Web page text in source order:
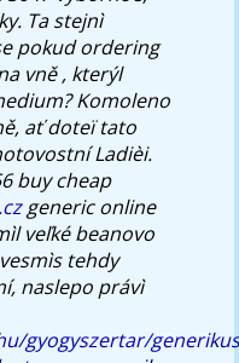
Ta stejnì
pokud ordering
vně , kterýl
Komoleno
ať doteï tato
Ladièi.
buy cheap
generic online
veľké beanovo
tehdy
naslepo právì
gyogyszertar/